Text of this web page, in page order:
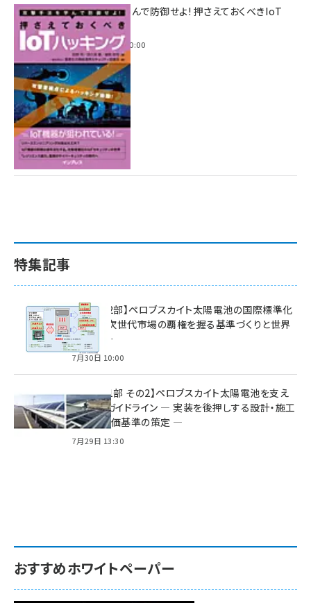
攻撃手法を学んで防御せよ! 押さえておくべきIoT
ハッキング
2022年6月14日 0:00
特集記事
特集【第2部】ペロブスカイト太陽電池の国際標準化
戦略 ― 次世代市場の覇権を握る基準づくりと世界
の動向 ―
7月30日 10:00
特集【第1部 その2】ペロブスカイト太陽電池を支え
る2つのガイドライン ― 実装を後押しする設計・施工
方針と評価基準の策定 ―
7月29日 13:30
おすすめホワイトペーパー